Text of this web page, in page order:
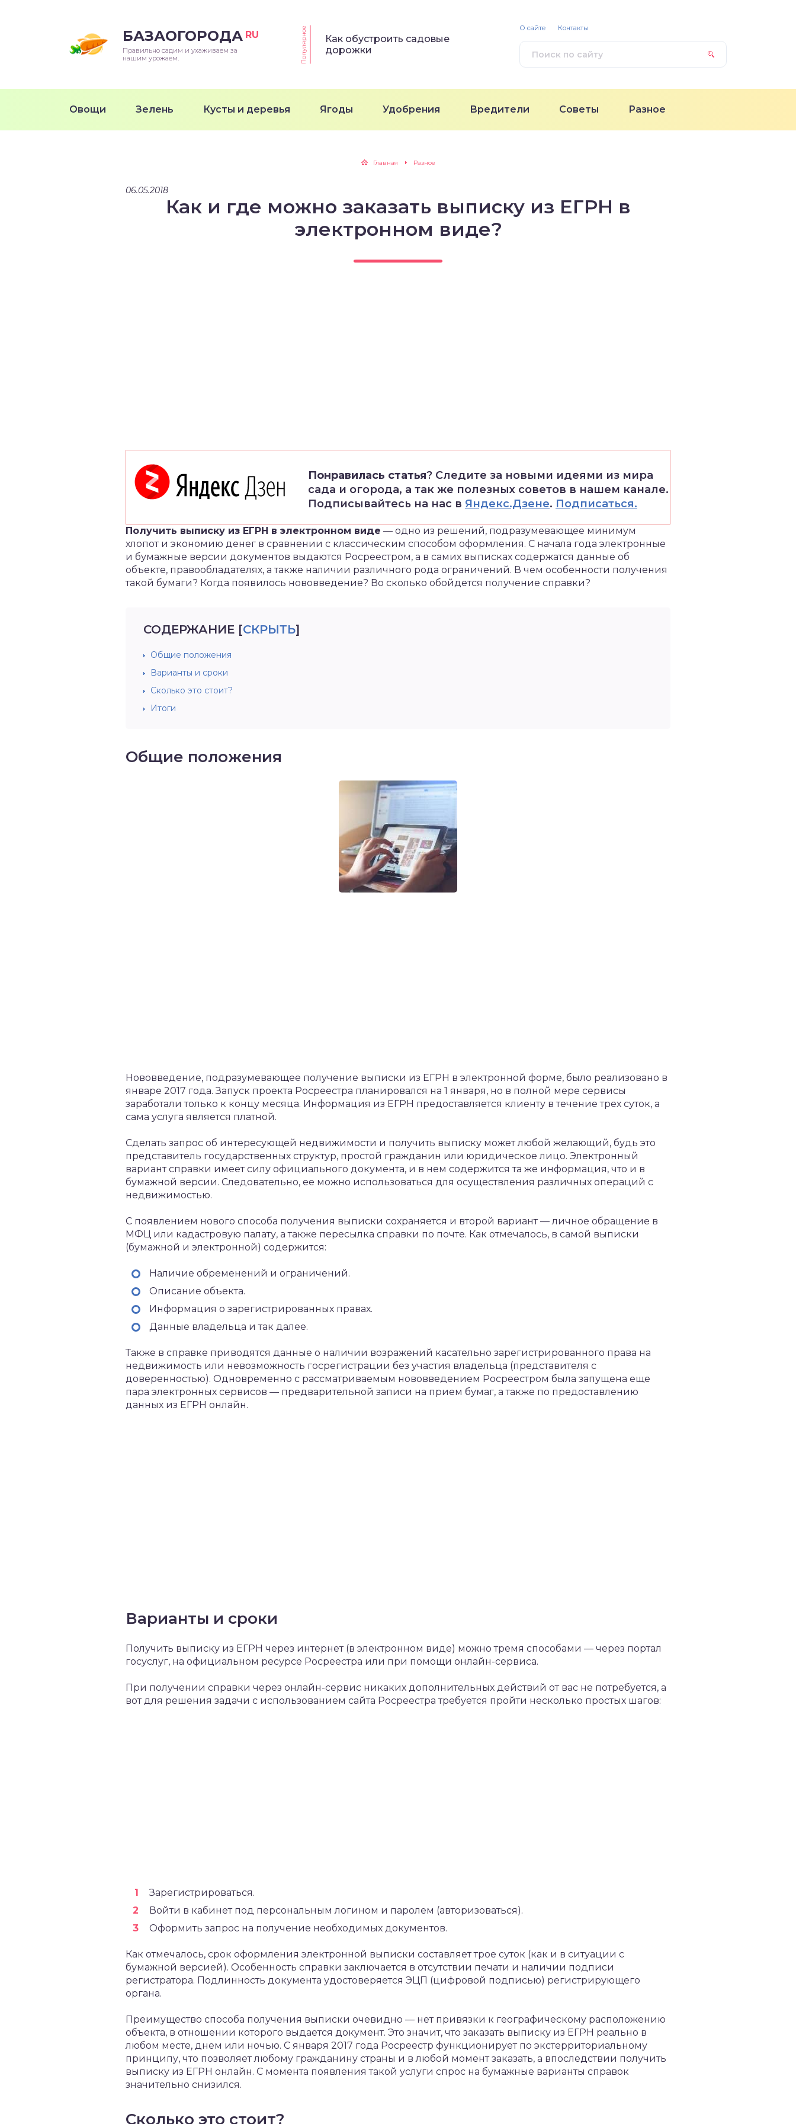
БАЗАОГОРОДА RU
Правильно садим и ухаживаем за
нашим урожаем.
Популярное
Как обустроить садовые
дорожки
Овощи Зелень Кусты и деревья Ягоды Удобрения Вредители Советы Разное
О сайте Контакты
Главная Разное
06.05.2018
Как и где можно заказать выписку из ЕГРН в
электронном виде?
Понравилась статья? Следите за новыми идеями из мира
сада и огорода, а так же полезных советов в нашем канале.
Подписывайтесь на нас в Яндекс.Дзене. Подписаться.
Получить выписку из ЕГРН в электронном виде — одно из решений, подразумевающее минимум
хлопот и экономию денег в сравнении с классическим способом оформления. С начала года электронные
и бумажные версии документов выдаются Росреестром, а в самих выписках содержатся данные об
объекте, правообладателях, а также наличии различного рода ограничений. В чем особенности получения
такой бумаги? Когда появилось нововведение? Во сколько обойдется получение справки?
СОДЕРЖАНИЕ [СКРЫТЬ]
Общие положения
Варианты и сроки
Сколько это стоит?
Итоги
Общие положения
Нововведение, подразумевающее получение выписки из ЕГРН в электронной форме, было реализовано в
январе 2017 года. Запуск проекта Росреестра планировался на 1 января, но в полной мере сервисы
заработали только к концу месяца. Информация из ЕГРН предоставляется клиенту в течение трех суток, а
сама услуга является платной.
Сделать запрос об интересующей недвижимости и получить выписку может любой желающий, будь это
представитель государственных структур, простой гражданин или юридическое лицо. Электронный
вариант справки имеет силу официального документа, и в нем содержится та же информация, что и в
бумажной версии. Следовательно, ее можно использоваться для осуществления различных операций с
недвижимостью.
С появлением нового способа получения выписки сохраняется и второй вариант — личное обращение в
МФЦ или кадастровую палату, а также пересылка справки по почте. Как отмечалось, в самой выписки
(бумажной и электронной) содержится:
Наличие обременений и ограничений.
Описание объекта.
Информация о зарегистрированных правах.
Данные владельца и так далее.
Также в справке приводятся данные о наличии возражений касательно зарегистрированного права на
недвижимость или невозможность госрегистрации без участия владельца (представителя с
доверенностью). Одновременно с рассматриваемым нововведением Росреестром была запущена еще
пара электронных сервисов — предварительной записи на прием бумаг, а также по предоставлению
данных из ЕГРН онлайн.
Варианты и сроки
Получить выписку из ЕГРН через интернет (в электронном виде) можно тремя способами — через портал
госуслуг, на официальном ресурсе Росреестра или при помощи онлайн-сервиса.
При получении справки через онлайн-сервис никаких дополнительных действий от вас не потребуется, а
вот для решения задачи с использованием сайта Росреестра требуется пройти несколько простых шагов:
Зарегистрироваться.
Войти в кабинет под персональным логином и паролем (авторизоваться).
Оформить запрос на получение необходимых документов.
Как отмечалось, срок оформления электронной выписки составляет трое суток (как и в ситуации с
бумажной версией). Особенность справки заключается в отсутствии печати и наличии подписи
регистратора. Подлинность документа удостоверяется ЭЦП (цифровой подписью) регистрирующего
органа.
Преимущество способа получения выписки очевидно — нет привязки к географическому расположению
объекта, в отношении которого выдается документ. Это значит, что заказать выписку из ЕГРН реально в
любом месте, днем или ночью. С января 2017 года Росреестр функционирует по экстерриториальному
принципу, что позволяет любому гражданину страны и в любой момент заказать, а впоследствии получить
выписку из ЕГРН онлайн. С момента появления такой услуги спрос на бумажные варианты справок
значительно снизился.
Сколько это стоит?